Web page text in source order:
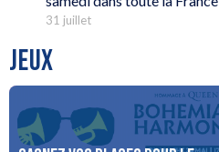
31 juillet
JEUX